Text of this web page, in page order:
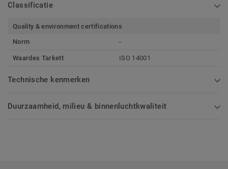
Classificatie
Quality & environment certifications
Norm
-
Waardes Tarkett ISO 14001
Technische kenmerken
Duurzaamheid, milieu & binnenluchtkwaliteit